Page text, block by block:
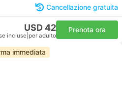
Cancellazione gratuita
USD 42
incluse per adulto
Prenota ora
immediata